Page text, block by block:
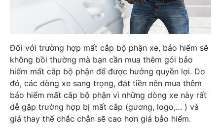
Đối với trường hợp mất cắp bộ phận xe, bảo hiểm sẽ
không bồi thường mà bạn cần mua thêm gói bảo
hiểm mất cắp bộ phận để được hưởng quyền lợi. Do
đó, các dòng xe sang trọng, đắt tiền nên mua thêm
bảo hiểm mất cắp bộ phận vì những dòng xe này rất
dễ gặp trường hợp bị mất cắp (gương, logo,… ) và
giá thay thế chắc chắn sẽ cao hơn giá bảo hiểm.